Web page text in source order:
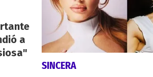
a
SINCERA